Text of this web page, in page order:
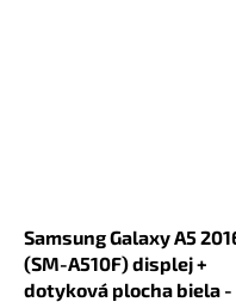
Samsung Galaxy A5
(SM-A510F) displej +
dotyková plocha biela -